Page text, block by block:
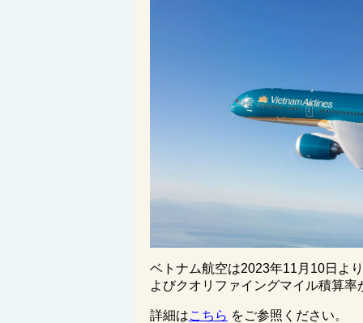
ベトナム航空は2023年11月10日よ
よびクオリファイングマイル積算
詳細はこちら をご参照ください。